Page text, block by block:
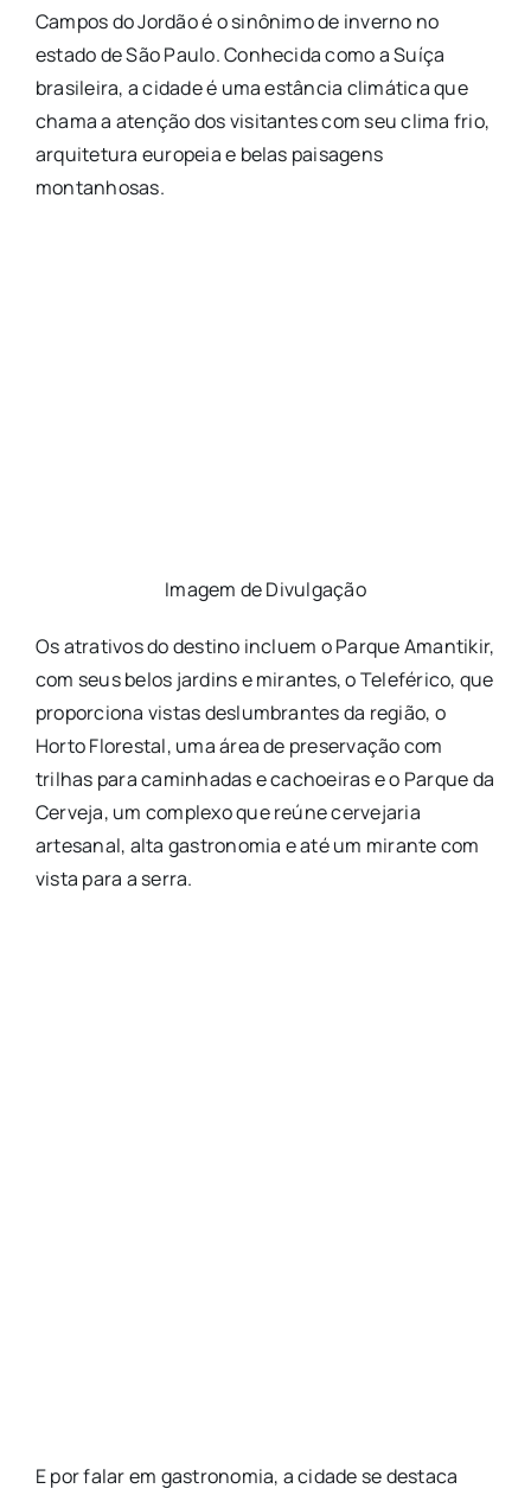
Campos do Jordão é o sinônimo de inverno no
estado de São Paulo. Conhecida como a Suíça
brasileira, a cidade é uma estância climática que
chama a atenção dos visitantes com seu clima frio,
arquitetura europeia e belas paisagens
montanhosas.
Imagem de Divulgação
Os atrativos do destino incluem o Parque Amantikir,
com seus belos jardins e mirantes, o Teleférico, que
proporciona vistas deslumbrantes da região, o
Horto Florestal, uma área de preservação com
trilhas para caminhadas e cachoeiras e o Parque da
Cerveja, um complexo que reúne cervejaria
artesanal, alta gastronomia e até um mirante com
vista para a serra.
E por falar em gastronomia, a cidade se destaca